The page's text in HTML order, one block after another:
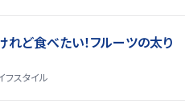
ど食べたい！フルーツの太り
フスタイル